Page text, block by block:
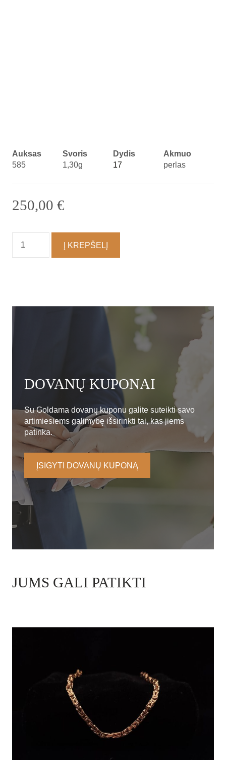
Auksas
585
Svoris
1,30g
Dydis
17
Akmuo
perlas
250,00 €
kiekis:
Žiedas
Į KREPŠELĮ
DOVANŲ KUPONAI
Su Goldama dovanų kuponu galite suteikti savo
artimiesiems galimybę išsirinkti tai, kas jiems
patinka.
ĮSIGYTI DOVANŲ KUPONĄ
JUMS GALI PATIKTI